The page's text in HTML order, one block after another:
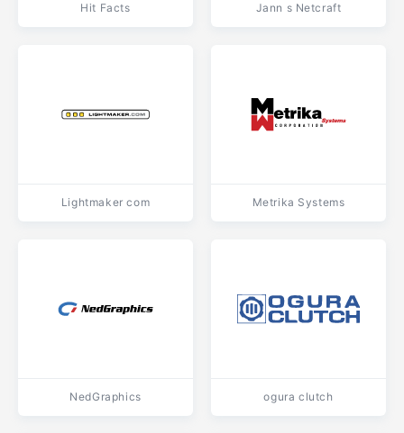
Hit Facts Jann s Netcraft
Lightmaker com Metrika Systems
NedGraphics ogura clutch